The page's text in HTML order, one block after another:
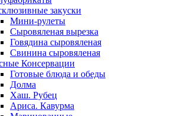
закуски
Мини-рулеты
Сыровяленая вырезка
Говядина сыровяленая
Свинина сыровяленая
Консервации
Готовые блюда и обеды
Долма
Хаш. Рубец
Ариса. Кавурма